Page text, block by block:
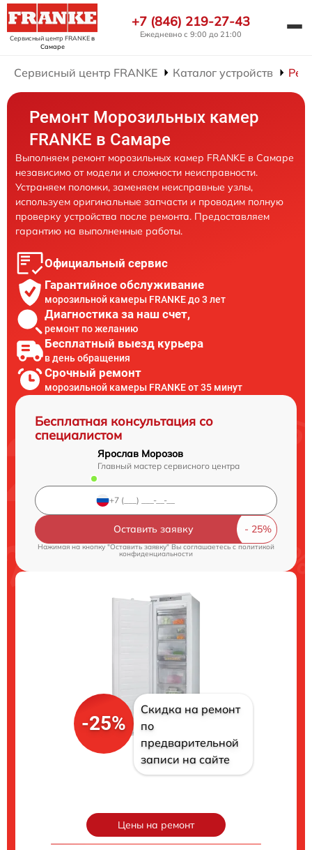
Сервисный центр FRANKEв
Самаре
+7 (846) 219-27-43
Ежедневно с 9:00 до 21:00
Сервисный центр FRANKE Каталог устройств
Ремонт Морозильных камер
FRANKE в Самаре
Выполняем ремонт морозильных камер FRANKE в Самаре
независимо от модели и сложности неисправности.
Устраняем поломки, заменяем неисправные узлы,
используем оригинальные запчасти и проводим полную
проверку устройства после ремонта. Предоставляем
гарантию на выполненные работы.
Официальный сервис
Гарантийное обслуживание
морозильной камеры FRANKE до 3 лет
Диагностика за наш счет,
ремонт по желанию
Бесплатный выезд курьера
в день обращения
Срочный ремонт
морозильной камеры FRANKE от 35 минут
Бесплатная консультация со
специалистом
Ярослав Морозов
Главный мастер сервисного центра
Оставить заявку
Нажимая на кнопку "Оставить заявку" Вы соглашаетесь cполитикой
конфиденциальности
-25%
Скидка на ремонт
по
предварительной
записи на сайте
Цены на ремонт